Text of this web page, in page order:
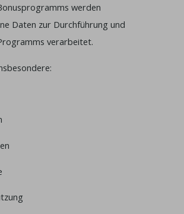
werden
Daten zur Durchführung und
verarbeitet.